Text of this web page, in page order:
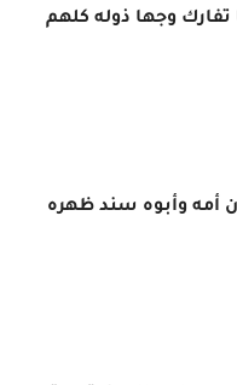
تفارك وجها ذوله كلهم
أمه وأبوه سند ظهره